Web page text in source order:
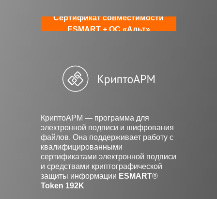
Сертификат совместимости
ESMART + ОС «Альт»
КриптоАРМ — программа для
электронной подписи и шифрования
файлов. Она поддерживает работу с
квалифицированными
сертификатами электронной подписи
и средствами криптографической
защиты информации ESMART®
Token 192K